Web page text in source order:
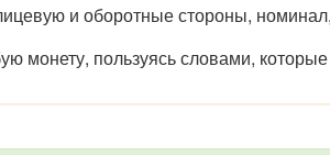
и оборотные стороны,
монету, пользуясь словами,